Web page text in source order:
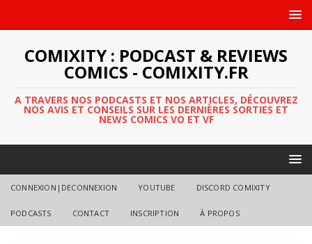
COMIXITY : PODCAST & REVIEWS
COMICS - COMIXITY.FR
A TRAVERS NOS PODCASTS ET NOS ARTICLES, DÉCOUVREZ
NOS AVIS ET CONSEILS SUR LES DERNIÈRES SORTIES ET
NEWS COMICS VO ET VF
CONNEXION|DECONNEXION YOUTUBE DISCORD COMIXITY
PODCASTS CONTACT INSCRIPTION À PROPOS